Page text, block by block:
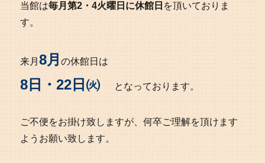
当館は毎月第2・4火曜日に休館日 を頂いておりま
す。
来月8月の休館日は
8日・22日㈫となっております。
ご不便をお掛け致しますが、何卒ご理解を頂けます
ようお願い致します。